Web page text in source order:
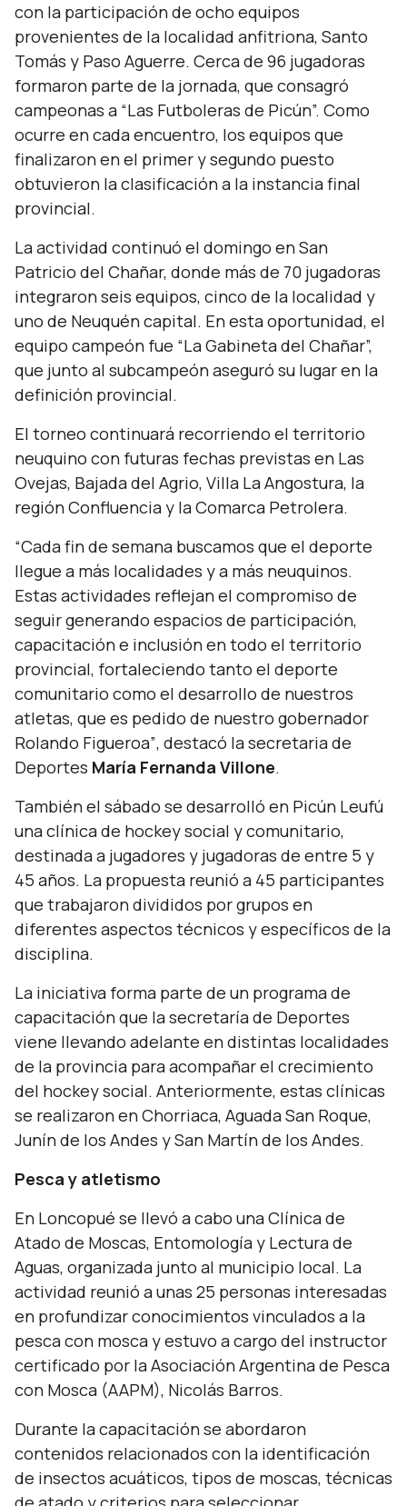
con la participación de ocho equipos
provenientes de la localidad anfitriona, Santo
Tomás y Paso Aguerre. Cerca de 96 jugadoras
formaron parte de la jornada, que consagró
campeonas a “Las Futboleras de Picún”. Como
ocurre en cada encuentro, los equipos que
finalizaron en el primer y segundo puesto
obtuvieron la clasificación a la instancia final
provincial.
La actividad continuó el domingo en San
Patricio del Chañar, donde más de 70 jugadoras
integraron seis equipos, cinco de la localidad y
uno de Neuquén capital. En esta oportunidad, el
equipo campeón fue “La Gabineta del Chañar”,
que junto al subcampeón aseguró su lugar en la
definición provincial.
El torneo continuará recorriendo el territorio
neuquino con futuras fechas previstas en Las
Ovejas, Bajada del Agrio, Villa La Angostura, la
región Confluencia y la Comarca Petrolera.
“Cada fin de semana buscamos que el deporte
llegue a más localidades y a más neuquinos.
Estas actividades reflejan el compromiso de
seguir generando espacios de participación,
capacitación e inclusión en todo el territorio
provincial, fortaleciendo tanto el deporte
comunitario como el desarrollo de nuestros
atletas, que es pedido de nuestro gobernador
Rolando Figueroa”, destacó la secretaria de
Deportes María Fernanda Villone.
También el sábado se desarrolló en Picún Leufú
una clínica de hockey social y comunitario,
destinada a jugadores y jugadoras de entre 5 y
45 años. La propuesta reunió a 45 participantes
que trabajaron divididos por grupos en
diferentes aspectos técnicos y específicos de la
disciplina.
La iniciativa forma parte de un programa de
capacitación que la secretaría de Deportes
viene llevando adelante en distintas localidades
de la provincia para acompañar el crecimiento
del hockey social. Anteriormente, estas clínicas
se realizaron en Chorriaca, Aguada San Roque,
Junín de los Andes y San Martín de los Andes.
Pesca y atletismo
En Loncopué se llevó a cabo una Clínica de
Atado de Moscas, Entomología y Lectura de
Aguas, organizada junto al municipio local. La
actividad reunió a unas 25 personas interesadas
en profundizar conocimientos vinculados a la
pesca con mosca y estuvo a cargo del instructor
certificado por la Asociación Argentina de Pesca
con Mosca (AAPM), Nicolás Barros.
Durante la capacitación se abordaron
contenidos relacionados con la identificación
de insectos acuáticos, tipos de moscas, técnicas